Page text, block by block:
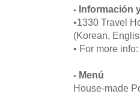
- Información
•1330 Travel
(Korean,
• For more
- Menú
House-made